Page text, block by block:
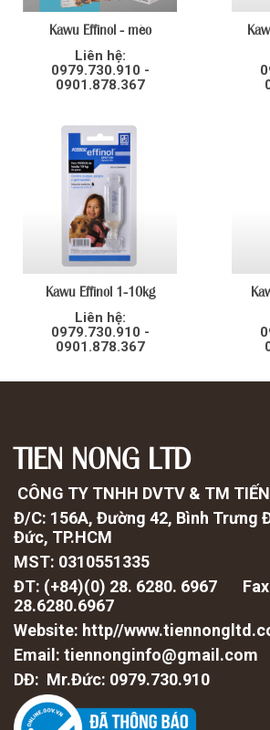
Kawu Effinol - mèo
Liên hệ:
0979.730.910 -
0901.878.367
Kawu Effinol 1-10kg
Liên hệ:
0979.730.910 -
0901.878.367
TIEN NONG LTD
CÔNG TY TNHH DVTV & TM
Đ/C: 156A, Đường 42, Bình Trưng
Đức, TP.HCM
MST: 0310551335
ĐT: (+84)(0) 28. 6280. 6967
28.6280.6967
Website: http//
Email: tiennonginfo@gmail.com
DĐ: Mr.Đức: 0979.730.910